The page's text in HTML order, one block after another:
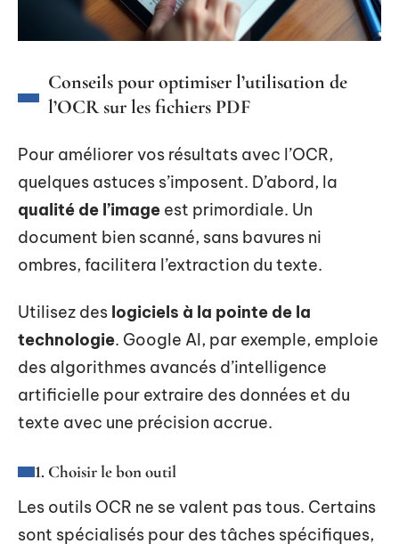
Conseils pour optimiser l’utilisation de
l’OCR sur les fichiers PDF
Pour améliorer vos résultats avec l’OCR,
quelques astuces s’imposent. D’abord, la
qualité de l’image est primordiale. Un
document bien scanné, sans bavures ni
ombres, facilitera l’extraction du texte.
Utilisez des logiciels à la pointe de la
technologie. Google AI, par exemple, emploie
des algorithmes avancés d’intelligence
artificielle pour extraire des données et du
texte avec une précision accrue.
1. Choisir le bon outil
Les outils OCR ne se valent pas tous. Certains
sont spécialisés pour des tâches spécifiques,